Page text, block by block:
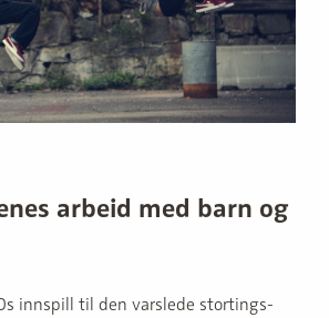
arbeid med barn og
innspill til den varslede stortings­